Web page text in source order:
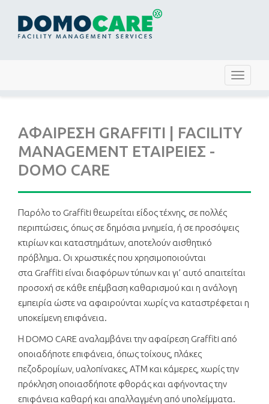
ΑΦΑΙΡΕΣΗ GRAFFITI | FACILITY
MANAGEMENT ΕΤΑΙΡΕΙΕΣ -
DOMO CARE
Παρόλο το Graffiti θεωρείται είδος τέχνης, σε πολλές
περιπτώσεις, όπως σε δημόσια μνημεία, ή σε προσόψεις
κτιρίων και καταστημάτων, αποτελούν αισθητικό
πρόβλημα. Οι χρωστικές που χρησιμοποιούνται
στα Graffiti είναι διαφόρων τύπων και γι’ αυτό απαιτείται
προσοχή σε κάθε επέμβαση καθαρισμού και η ανάλογη
εμπειρία ώστε να αφαιρούνται χωρίς να καταστρέφεται η
υποκείμενη επιφάνεια.
Η DOMO CARE αναλαμβάνει την αφαίρεση Graffiti από
οποιαδήποτε επιφάνεια, όπως τοίχους, πλάκες
πεζοδρομίων, υαλοπίνακες, ΑΤΜ και κάμερες, χωρίς την
πρόκληση οποιασδήποτε φθοράς και αφήνοντας την
επιφάνεια καθαρή και απαλλαγμένη από υπολείμματα.
Toggle